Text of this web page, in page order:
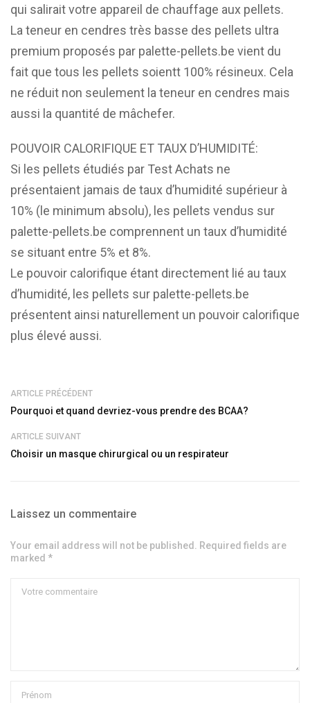
qui salirait votre appareil de chauffage aux pellets.
La teneur en cendres très basse des pellets ultra
premium proposés par palette-pellets.be vient du
fait que tous les pellets soientt 100% résineux. Cela
ne réduit non seulement la teneur en cendres mais
aussi la quantité de mâchefer.
POUVOIR CALORIFIQUE ET TAUX D’HUMIDITÉ:
Si les pellets étudiés par Test Achats ne
présentaient jamais de taux d’humidité supérieur à
10% (le minimum absolu), les pellets vendus sur
palette-pellets.be comprennent un taux d’humidité
se situant entre 5% et 8%.
Le pouvoir calorifique étant directement lié au taux
d’humidité, les pellets sur palette-pellets.be
présentent ainsi naturellement un pouvoir calorifique
plus élevé aussi.
ARTICLE PRÉCÉDENT
Pourquoi et quand devriez-vous prendre des BCAA?
ARTICLE SUIVANT
Choisir un masque chirurgical ou un respirateur
Laissez un commentaire
Your email address will not be published. Required fields are
marked *